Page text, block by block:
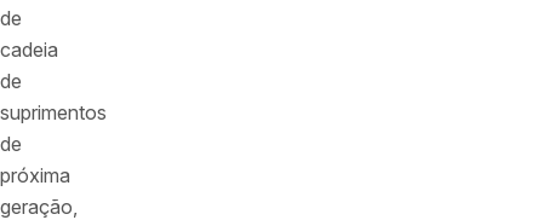
de
cadeia
de
suprimentos
de
próxima
geração,